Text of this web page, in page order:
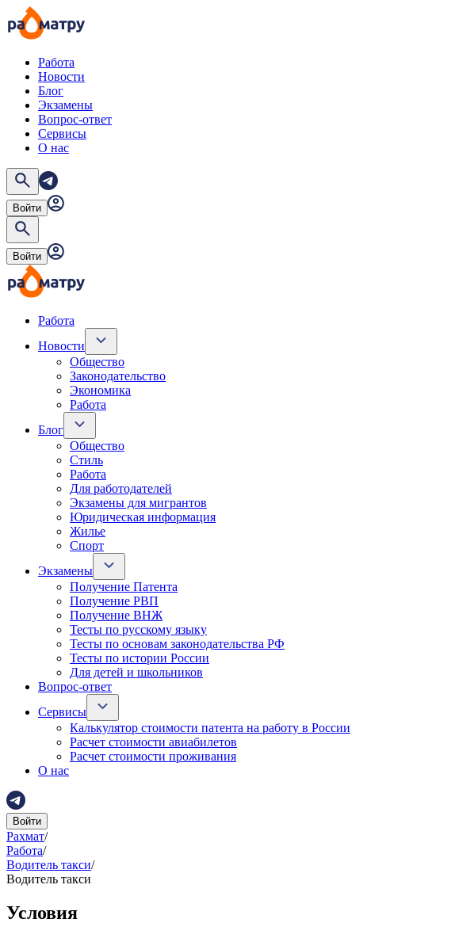
Работа
Новости
Блог
Экзамены
Вопрос-ответ
Сервисы
О нас
Войти
Войти
Работа
Новости
Общество
Законодательство
Экономика
Работа
Блог
Общество
Стиль
Работа
Для работодателей
Экзамены для мигрантов
Юридическая информация
Жилье
Спорт
Экзамены
Получение Патента
Получение РВП
Получение ВНЖ
Тесты по русскому языку
Тесты по основам законодательства РФ
Тесты по истории России
Для детей и школьников
Вопрос-ответ
Сервисы
Калькулятор стоимости патента на работу в России
Расчет стоимости авиабилетов
Расчет стоимости проживания
О нас
Войти
Рахмат/
Работа/
Водитель такси/
Водитель такси
Условия